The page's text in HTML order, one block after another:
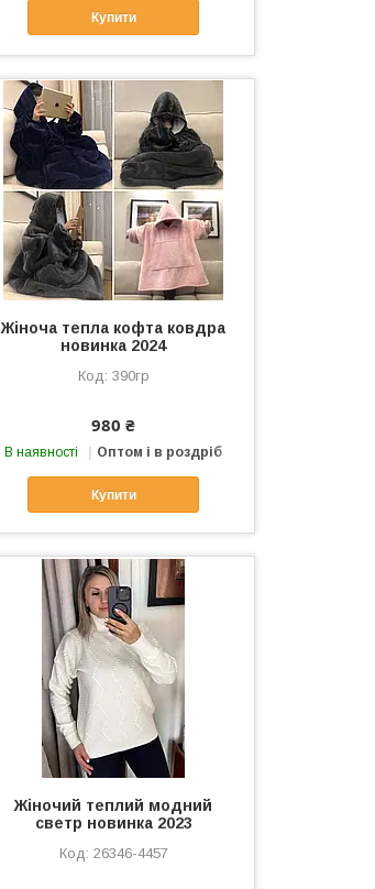
Купити
Жіноча тепла кофта ковдра
новинка 2024
390гр
980 ₴
В наявності Оптом і в роздріб
Купити
Жіночий теплий модний
светр новинка 2023
26346-4457